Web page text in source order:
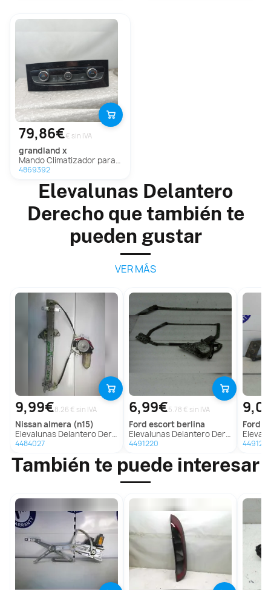
79,86€€ sin IVA
grandland x
Mando Climatizador para Opel Grandland X
4869392
Elevalunas Delantero
Derecho que también te
pueden gustar
VER MÁS
9,99€8.26 € sin IVA
nissanalmera (n15)
Elevalunas Delantero Derecho para Nissan Almera (N15)
4484027
6,99€5.78 € sin IVA
ford escort berlina
Elevalunas Delantero Derecho para Ford Escort Berlina
4491220
ford
Elevalunas
4491217
También te puede interesar